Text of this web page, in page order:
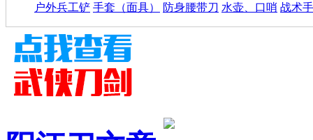
户外兵工铲 手套（面具） 防身腰带刀 水壶、口哨 战术